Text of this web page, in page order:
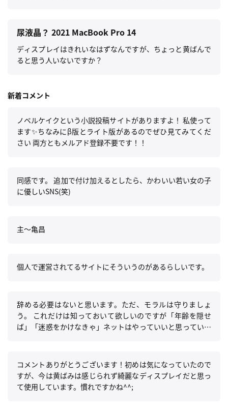
うな感じ。驚くほど何も感情が湧かない。
尿液晶？ 2021 MacBook Pro 14
ディスプレイはきれいなはずなんですが、ちょっと黄ばんで
ると思う人いないですか？
新着コメント
ノベルケイクという小説投稿サイトがありますよ！ 私使って
ます✨️ちなみにβ版とライト版があるのでぜひ見てみてくだ
さい 両方ともメルアド登録不要です！！
同感です。 追加で付け加えるとしたら、かわいい若い女の子
に優しいSNS(笑)
主〜亀昌
個人で運営されてるサイトにそういうのがあるらしいです。
辞める必要はないと思います。ただ、モラルは守りましょ
う。 これだけは知っておいて欲しいのですが「年齢を隠せ
ば」「迷惑をかけなきゃ」ネットはやっていいと思っている
りやすく言えば「モラルを守っていない(年齢を隠せばいい
と思っている)時点で他人には迷惑をかけている」というこ
とです。 ネットの利用を辞めろとはいいません。 ただ、そ
れだけは肝に銘じて利用してください。
コメントありがとうございます！初めは気になっていたので
すが、今は黄ばみは感じられず綺麗なディスプレイだと思っ
て使用しています。慣れですかね^^;